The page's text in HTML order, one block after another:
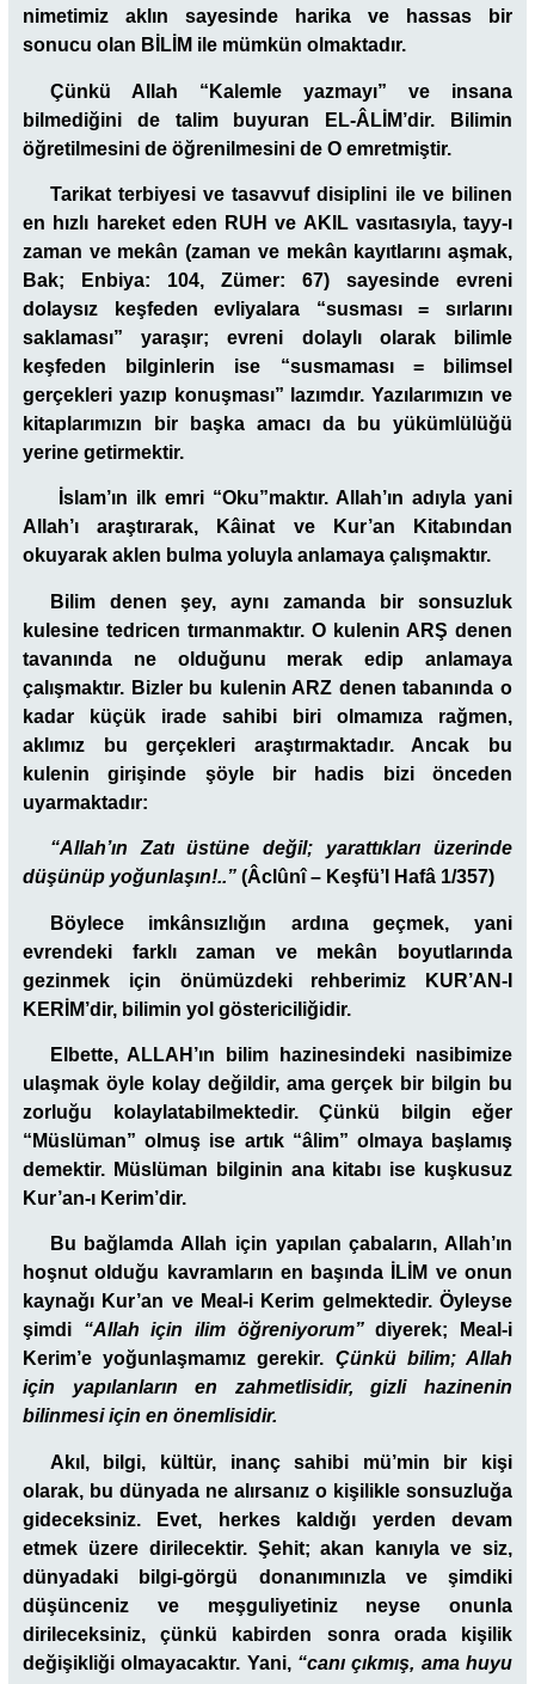
nimetimiz aklın sayesinde harika ve hassas bir
sonucu olan BİLİM ile mümkün olmaktadır.
Çünkü Allah “Kalemle yazmayı” ve insana
bilmediğini de talim buyuran EL-ÂLİM’dir. Bilimin
öğretilmesini de öğrenilmesini de O emretmiştir.
Tarikat terbiyesi ve tasavvuf disiplini ile ve bilinen
en hızlı hareket eden RUH ve AKIL vasıtasıyla, tayy-ı
zaman ve mekân (zaman ve mekân kayıtlarını aşmak,
Bak; Enbiya: 104, Zümer: 67) sayesinde evreni
dolaysız keşfeden evliyalara “susması = sırlarını
saklaması” yaraşır; evreni dolaylı olarak bilimle
keşfeden bilginlerin ise “susmaması = bilimsel
gerçekleri yazıp konuşması” lazımdır. Yazılarımızın ve
kitaplarımızın bir başka amacı da bu yükümlülüğü
yerine getirmektir.
İslam’ın ilk emri “Oku”maktır. Allah’ın adıyla yani
Allah’ı araştırarak, Kâinat ve Kur’an Kitabından
okuyarak aklen bulma yoluyla anlamaya çalışmaktır.
Bilim denen şey, aynı zamanda bir sonsuzluk
kulesine tedricen tırmanmaktır. O kulenin ARŞ denen
tavanında ne olduğunu merak edip anlamaya
çalışmaktır. Bizler bu kulenin ARZ denen tabanında o
kadar küçük irade sahibi biri olmamıza rağmen,
aklımız bu gerçekleri araştırmaktadır. Ancak bu
kulenin girişinde şöyle bir hadis bizi önceden
uyarmaktadır:
“Allah’ın Zatı üstüne değil; yarattıkları üzerinde
düşünüp yoğunlaşın!..” (Âclûnî – Keşfü’l Hafâ 1/357)
Böylece imkânsızlığın ardına geçmek, yani
evrendeki farklı zaman ve mekân boyutlarında
gezinmek için önümüzdeki rehberimiz KUR’AN-I
KERİM’dir, bilimin yol göstericiliğidir.
Elbette, ALLAH’ın bilim hazinesindeki nasibimize
ulaşmak öyle kolay değildir, ama gerçek bir bilgin bu
zorluğu kolaylatabilmektedir. Çünkü bilgin eğer
“Müslüman” olmuş ise artık “âlim” olmaya başlamış
demektir. Müslüman bilginin ana kitabı ise kuşkusuz
Kur’an-ı Kerim’dir.
Bu bağlamda Allah için yapılan çabaların, Allah’ın
hoşnut olduğu kavramların en başında İLİM ve onun
kaynağı Kur’an ve Meal-i Kerim gelmektedir. Öyleyse
şimdi “Allah için ilim öğreniyorum”diyerek; Meal-i
Kerim’e yoğunlaşmamız gerekir. Çünkü bilim; Allah
için yapılanların en zahmetlisidir, gizli hazinenin
bilinmesi için en önemlisidir.
Akıl, bilgi, kültür, inanç sahibi mü’min bir kişi
olarak, bu dünyada ne alırsanız o kişilikle sonsuzluğa
gideceksiniz. Evet, herkes kaldığı yerden devam
etmek üzere dirilecektir. Şehit; akan kanıyla ve siz,
dünyadaki bilgi-görgü donanımınızla ve şimdiki
düşünceniz ve meşguliyetiniz neyse onunla
dirileceksiniz, çünkü kabirden sonra orada kişilik
değişikliği olmayacaktır. Yani, “canı çıkmış, ama huyu